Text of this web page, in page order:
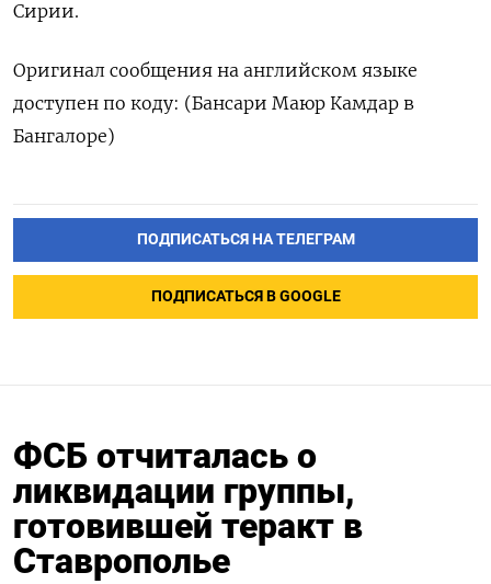
Сирии.
Оригинал сообщения на английском языке
доступен по коду: (Бансари Маюр Камдар в
Бангалоре)
ПОДПИСАТЬСЯ НА ТЕЛЕГРАМ
ПОДПИСАТЬСЯ В GOOGLE
ФСБ отчиталась о
ликвидации группы,
готовившей теракт в
Ставрополье